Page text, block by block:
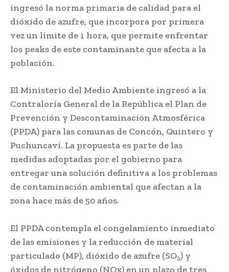
ingresó la norma primaria de calidad para el
dióxido de azufre, que incorpora por primera
vez un límite de 1 hora, que permite enfrentar
los peaks de este contaminante que afecta a la
población.
El Ministerio del Medio Ambiente ingresó a la
Contraloría General de la República el Plan de
Prevención y Descontaminación Atmosférica
(PPDA) para las comunas de Concón, Quintero y
Puchuncaví. La propuesta es parte de las
medidas adoptadas por el gobierno para
entregar una solución definitiva a los problemas
de contaminación ambiental que afectan a la
zona hace más de 50 años.
El PPDA contempla el congelamiento inmediato
de las emisiones y la reducción de material
particulado (MP), dióxido de azufre (SO2) y
óxidos de nitrógeno (NOx) en un plazo de tres